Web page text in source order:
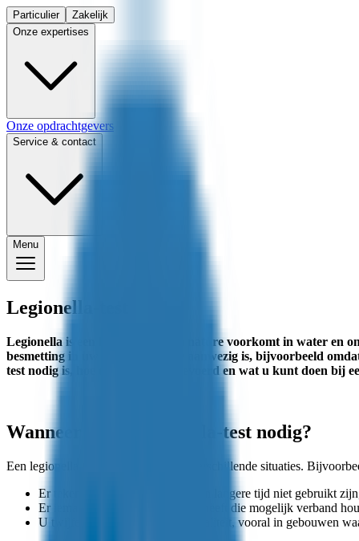
Particulier
Zakelijk
Onze expertises
Onze opdrachtgevers
Service & contact
Menu
Legionella-test
Legionella is een bacterie die van nature voorkomt in water en
besmetting in uw waterinstallatie aanwezig is, bijvoorbeeld
test nodig is, hoe deze wordt uitgevoerd en wat u kunt doen bij
Wanneer is een legionella-test nodig?
Een legionella-test kan nodig zijn in verschillende situaties.
Er tekenen zijn dat waterleidingen langere tijd niet gebruikt
Er iemand gezondheidsklachten heeft die mogelijk verband
U twijfels heeft over de waterkwaliteit, vooral in gebouwen